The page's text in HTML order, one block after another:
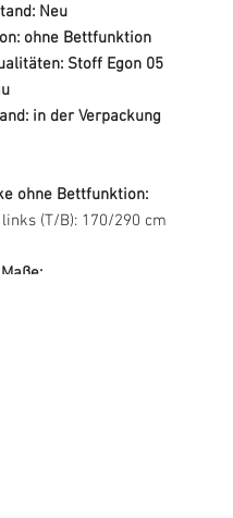
Neu
ohne Bettfunktion
Stoff Egon 05
in der Verpackung
ohne Bettfunktion:
(T/B): 170/290 cm